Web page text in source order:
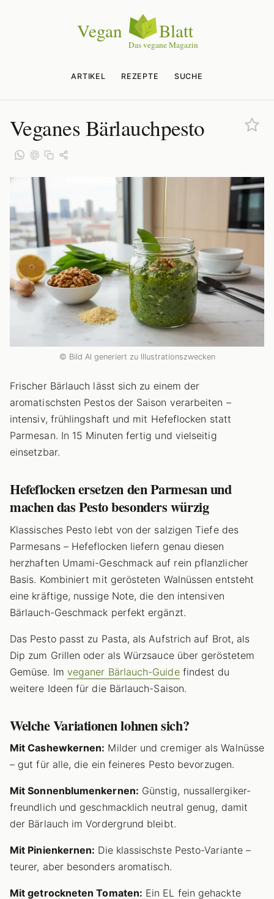
ARTIKEL REZEPTE SUCHE
Veganes Bärlauchpesto
© Bild AI generiert zu Illustrationszwecken
Frischer Bärlauch lässt sich zu einem der
aromatischsten Pestos der Saison verarbeiten –
intensiv, frühlingshaft und mit Hefeflocken statt
Parmesan. In 15 Minuten fertig und vielseitig
einsetzbar.
Hefeflocken ersetzen den Parmesan und
machen das Pesto besonders würzig
Klassisches Pesto lebt von der salzigen Tiefe des
Parmesans – Hefeflocken liefern genau diesen
herzhaften Umami-Geschmack auf rein pflanzlicher
Basis. Kombiniert mit gerösteten Walnüssen entsteht
eine kräftige, nussige Note, die den intensiven
Bärlauch-Geschmack perfekt ergänzt.
Das Pesto passt zu Pasta, als Aufstrich auf Brot, als
Dip zum Grillen oder als Würzsauce über geröstetem
Gemüse. Im veganer Bärlauch-Guidefindest du
weitere Ideen für die Bärlauch-Saison.
Welche Variationen lohnen sich?
Mit Cashewkernen: Milder und cremiger als Walnüsse
– gut für alle, die ein feineres Pesto bevorzugen.
Mit Sonnenblumenkernen: Günstig, nussallergiker-
freundlich und geschmacklich neutral genug, damit
der Bärlauch im Vordergrund bleibt.
Mit Pinienkernen: Die klassischste Pesto-Variante –
teurer, aber besonders aromatisch.
Mit getrockneten Tomaten: Ein EL fein gehackte